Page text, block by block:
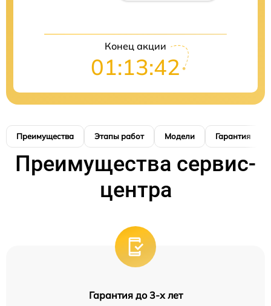
Конец акции
01:13:41
Преимущества Этапы работ Модели Гарантия
Преимущества сервис-
центра
Гарантия до 3-х лет